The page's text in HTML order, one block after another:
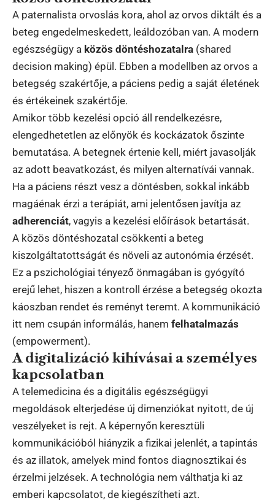
A paternalista orvoslás kora, ahol az orvos diktált és a
beteg engedelmeskedett, leáldozóban van. A modern
egészségügy a közös döntéshozatalra (shared
decision making) épül. Ebben a modellben az orvos a
betegség szakértője, a páciens pedig a saját életének
és értékeinek szakértője.
Amikor több kezelési opció áll rendelkezésre,
elengedhetetlen az előnyök és kockázatok őszinte
bemutatása. A betegnek értenie kell, miért javasolják
az adott beavatkozást, és milyen alternatívái vannak.
Ha a páciens részt vesz a döntésben, sokkal inkább
magáénak érzi a terápiát, ami jelentősen javítja az
adherenciát, vagyis a kezelési előírások betartását.
A közös döntéshozatal csökkenti a beteg
kiszolgáltatottságát és növeli az autonómia érzését.
Ez a pszichológiai tényező önmagában is gyógyító
erejű lehet, hiszen a kontroll érzése a betegség okozta
káoszban rendet és reményt teremt. A kommunikáció
itt nem csupán informálás, hanem felhatalmazás
(empowerment).
A digitalizáció kihívásai a személyes
kapcsolatban
A telemedicina és a digitális egészségügyi
megoldások elterjedése új dimenziókat nyitott, de új
veszélyeket is rejt. A képernyőn keresztüli
kommunikációból hiányzik a fizikai jelenlét, a tapintás
és az illatok, amelyek mind fontos diagnosztikai és
érzelmi jelzések. A technológia nem válthatja ki az
emberi kapcsolatot, de kiegészítheti azt.